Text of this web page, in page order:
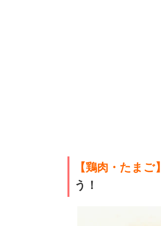
【鶏肉・たまご】
う！